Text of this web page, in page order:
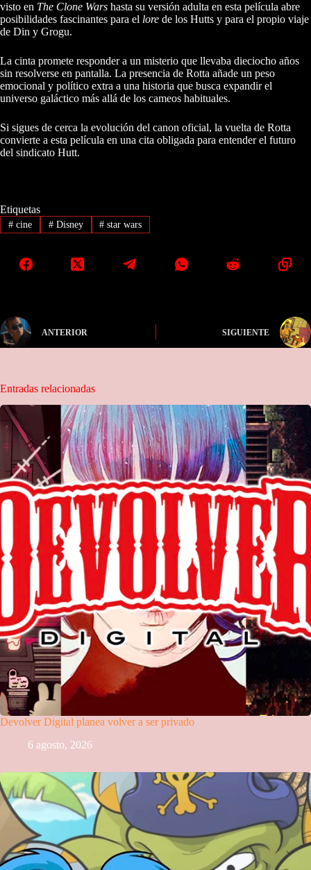
visto en The Clone Wars hasta su versión adulta en esta película abre
posibilidades fascinantes para el lore de los Hutts y para el propio viaje
de Din y Grogu.
La cinta promete responder a un misterio que llevaba dieciocho años
sin resolverse en pantalla. La presencia de Rotta añade un peso
emocional y político extra a una historia que busca expandir el
universo galáctico más allá de los cameos habituales.
Si sigues de cerca la evolución del canon oficial, la vuelta de Rotta
convierte a esta película en una cita obligada para entender el futuro
del sindicato Hutt.
Etiquetas
#cine #Disney # star wars
ANTERIOR SIGUIENTE
Entradas relacionadas
Devolver Digital planea volver a ser privado
6 agosto, 2026